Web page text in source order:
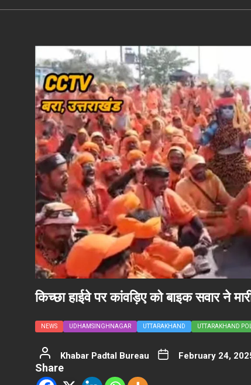
किच्छा हाईवे पर कांवड़िए को बाइक सवार ने
NEWS UDHAMSINGHNAGAR UTTARAKHAND UTTARAKHAND
Khabar Padtal Bureau February 24,
Share